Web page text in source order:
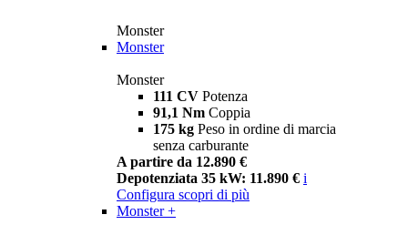
Monster
Monster
Monster
111 CV Potenza
91,1 Nm Coppia
175 kg Peso in ordine di marcia
senza carburante
A partire da 12.890 €
Depotenziata 35 kW: 11.890 € i
Configura scopri di più
Monster +